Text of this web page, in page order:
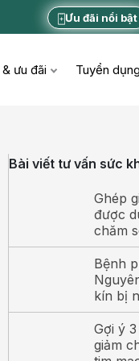
Ưu đãi nổi bật
ưu đãi Tuyển dụng
Bài viết tư vấn sức
Ghép
được
chăm
Bệnh
kín bị
Gợi ý
giảm